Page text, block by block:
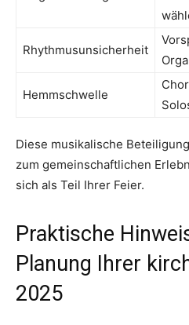
Rhythmusunsicherheit
Hemmschwelle
Diese musikalische
zum gemeinschaftlichen
sich als Teil Ihrer Feier.
Praktische
Planung Ihrer
2025